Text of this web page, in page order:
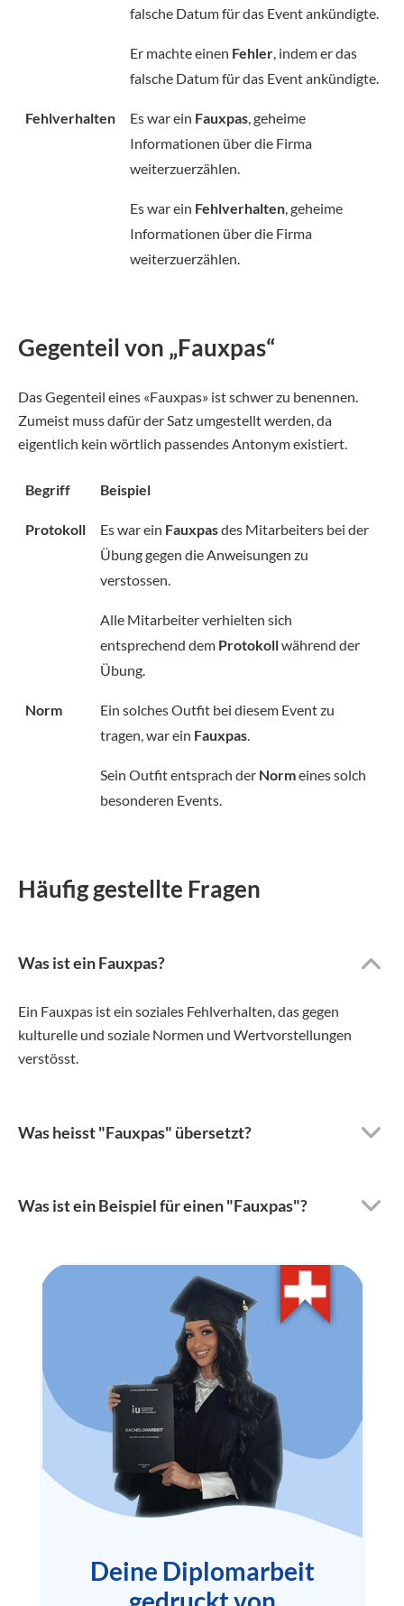
falsche Datum für das Event ankündigte.
Er machte einen Fehler, indem er das
falsche Datum für das Event ankündigte.
Fehlverhalten Es war ein Fauxpas, geheime
Informationen über die Firma
weiterzuerzählen.
Es war ein Fehlverhalten, geheime
Informationen über die Firma
weiterzuerzählen.
Gegenteil von „Fauxpas“
Das Gegenteil eines «Fauxpas» ist schwer zu benennen.
Zumeist muss dafür der Satz umgestellt werden, da
eigentlich kein wörtlich passendes Antonym existiert.
Begriff Beispiel
Protokoll Es war ein Fauxpasdes Mitarbeiters bei der
Übung gegen die Anweisungen zu
verstossen.
Alle Mitarbeiter verhielten sich
entsprechend dem Protokollwährend der
Übung.
Norm
Ein solches Outfit bei diesem Event zu
tragen, war ein Fauxpas.
Sein Outfit entsprach der Normeines solch
besonderen Events.
Häufig gestellte Fragen
Was ist ein Fauxpas?
Ein Fauxpas ist ein soziales Fehlverhalten, das gegen
kulturelle und soziale Normen und Wertvorstellungen
verstösst.
Was heisst "Fauxpas" übersetzt?
Was ist ein Beispiel für einen "Fauxpas"?
Deine Diplomarbeit